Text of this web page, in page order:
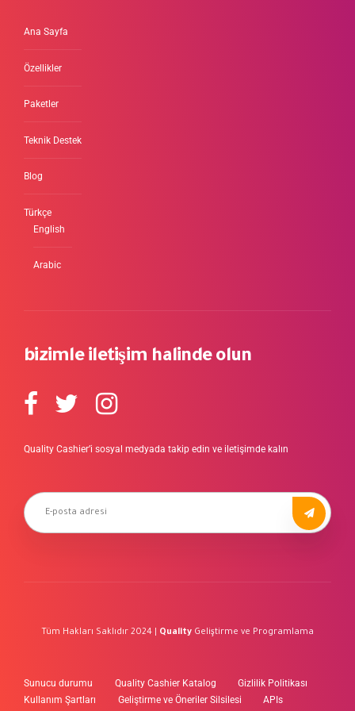
Ana Sayfa
Özellikler
Paketler
Teknik Destek
Blog
Türkçe
English
Arabic
bizimle iletişim halinde olun
Quality Cashier’i sosyal medyada takip edin ve iletişimde kalın
Tüm Hakları Saklıdır 2024 | Quality Geliştirme ve Programlama
Sunucu durumu Quality Cashier Katalog
Gizlilik Politikası
Kullanım Şartları
Geliştirme ve Öneriler Silsilesi APIs